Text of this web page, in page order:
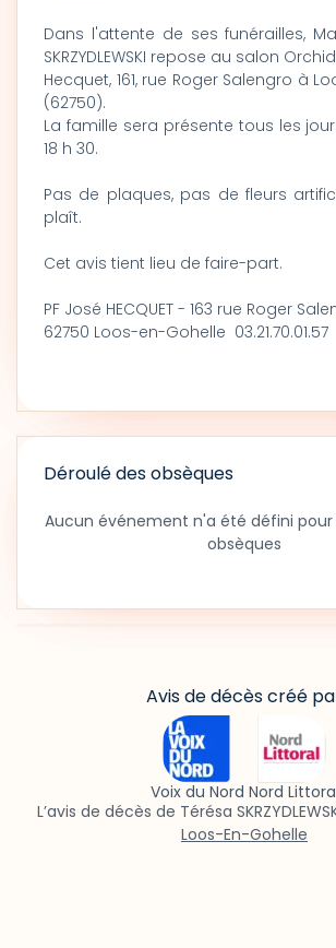
Dans l'attente de ses funérailles,
SKRZYDLEWSKI repose au salon
Hecquet, 161, rue Roger Salengro à
(62750).
La famille sera présente tous les
18 h 30.
Pas de plaques, pas de fleurs
plaît.
Cet avis tient lieu de faire-part.
PF José HECQUET - 163 rue Roger
62750 Loos-en-Gohelle 03.21.70.01.57
Déroulé des obsèques
Aucun événement n'a été défini pour
obsèques
Avis de décès créé
Voix du Nord Nord
L’avis de décès de Térésa
Loos-En-Gohelle